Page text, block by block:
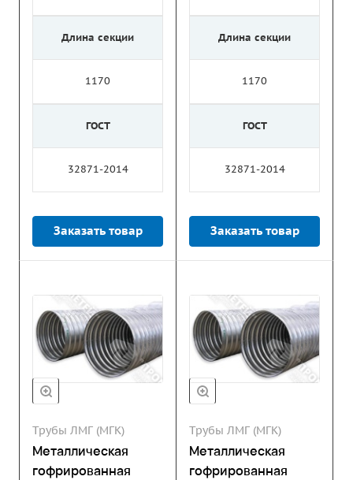
Длина секции
1170
ГОСТ
32871-2014
Заказать товар
Длина секции
1170
ГОСТ
32871-2014
Заказать товар
Трубы ЛМГ (МГК)
Металлическая
гофрированная
Трубы ЛМГ (МГК)
Металлическая
гофрированная